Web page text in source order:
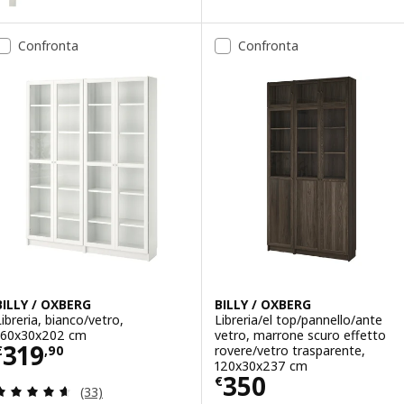
Confronta
/ OXBERG
bianco/vetro,
cm
319,90 € 319,90
Recensione: 4.6 fuori da 5 stelle. Totale
(33)
Confronta
BILLY / OXBERG
Libreria/el top/pannello/ante
vetro, marrone scuro effetto
rovere/vetro trasparente,
120x30x237 cm
€350
Prezzo € 350